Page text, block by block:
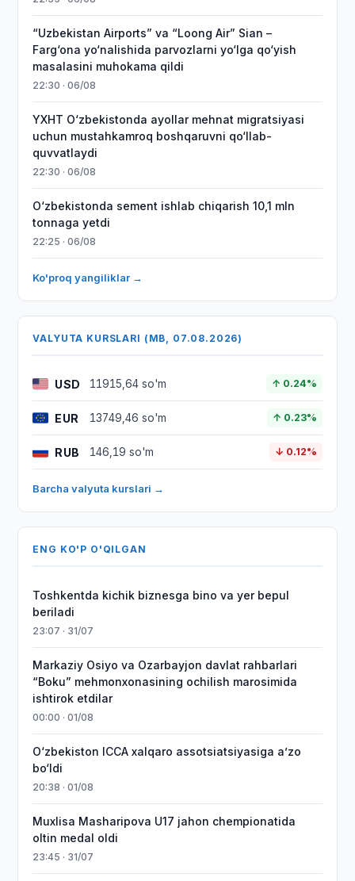
“Uzbekistan Airports” va “Loong Air” Sian –
Farg‘ona yo‘nalishida parvozlarni yo‘lga qo‘yish
masalasini muhokama qildi
22:30 · 06/08
YXHT O‘zbekistonda ayollar mehnat migratsiyasi
uchun mustahkamroq boshqaruvni qo‘llab-
quvvatlaydi
22:30 · 06/08
O‘zbekistonda sement ishlab chiqarish 10,1 mln
tonnaga yetdi
22:25 · 06/08
Ko'proq yangiliklar →
VALYUTA KURSLARI (MB, 07.08.2026)
USD 11915,64 so'm ↑ 0.24%
EUR 13749,46 so'm ↑ 0.23%
RUB 146,19 so'm ↓ 0.12%
Barcha valyuta kurslari →
ENG KO'P O'QILGAN
Toshkentda kichik biznesga bino va yer bepul
beriladi
23:07 · 31/07
Markaziy Osiyo va Ozarbayjon davlat rahbarlari
“Boku” mehmonxonasining ochilish marosimida
ishtirok etdilar
00:00 · 01/08
O‘zbekiston ICCA xalqaro assotsiatsiyasiga aʼzo
bo‘ldi
20:38 · 01/08
Muxlisa Masharipova U17 jahon chempionatida
oltin medal oldi
23:45 · 31/07